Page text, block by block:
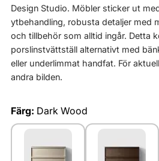
Design Studio. Möbler sticker ut
ytbehandling, robusta detaljer med
och tillbehör som alltid ingår. Detta
porslinstvättställ alternativt med
eller underlimmat handfat. För
andra bilden.
Färg: Dark Wood